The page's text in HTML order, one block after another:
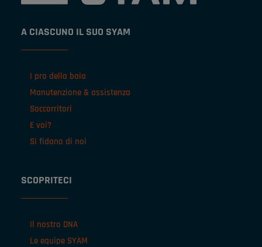
A CIASCUNO IL SUO SYAM
I pro della baia
Manutenzione & assistenza
Soccorritori
E voi?
Si fidano di noi
SCOPRITECI
Il nostro DNA
Le equipe SYAM